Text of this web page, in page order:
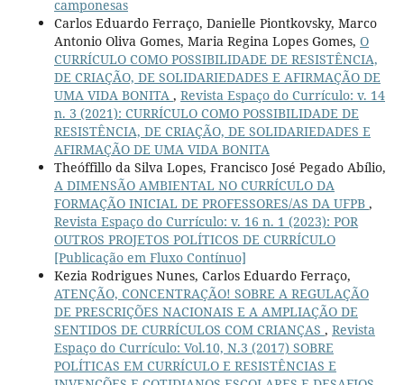
camponesas
Carlos Eduardo Ferraço, Danielle Piontkovsky, Marco
Antonio Oliva Gomes, Maria Regina Lopes Gomes, O
CURRÍCULO COMO POSSIBILIDADE DE RESISTÊNCIA,
DE CRIAÇÃO, DE SOLIDARIEDADES E AFIRMAÇÃO DE
UMA VIDA BONITA , Revista Espaço do Currículo: v. 14
n. 3 (2021): CURRÍCULO COMO POSSIBILIDADE DE
RESISTÊNCIA, DE CRIAÇÃO, DE SOLIDARIEDADES E
AFIRMAÇÃO DE UMA VIDA BONITA
Theóffillo da Silva Lopes, Francisco José Pegado Abílio,
A DIMENSÃO AMBIENTAL NO CURRÍCULO DA
FORMAÇÃO INICIAL DE PROFESSORES/AS DA UFPB ,
Revista Espaço do Currículo: v. 16 n. 1 (2023): POR
OUTROS PROJETOS POLÍTICOS DE CURRÍCULO
[Publicação em Fluxo Contínuo]
Kezia Rodrigues Nunes, Carlos Eduardo Ferraço,
ATENÇÃO, CONCENTRAÇÃO! SOBRE A REGULAÇÃO
DE PRESCRIÇÕES NACIONAIS E A AMPLIAÇÃO DE
SENTIDOS DE CURRÍCULOS COM CRIANÇAS , Revista
Espaço do Currículo: Vol.10, N.3 (2017) SOBRE
POLÍTICAS EM CURRÍCULO E RESISTÊNCIAS E